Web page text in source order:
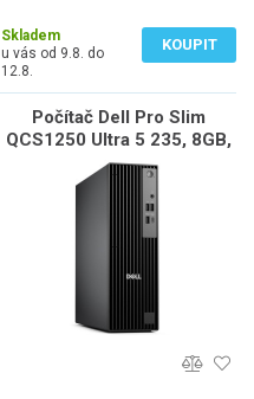
Skladem
u vás od 9.8. do
12.8.
KOUPIT
Počítač Dell Pro Slim
QCS1250 Ultra 5 235, 8GB,
512GB SSD, W11 Pro, 3Y